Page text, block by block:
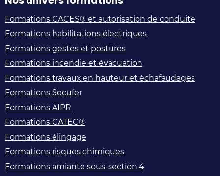
Formations CACES® et autorisation de conduite
Formations habilitations électriques
Formations gestes et postures
Formations incendie et évacuation
Formations travaux en hauteur et échafaudages
Formations Secufer
Formations AIPR
Formations CATEC®
Formations élingage
Formations risques chimiques
Formations amiante sous-section 4